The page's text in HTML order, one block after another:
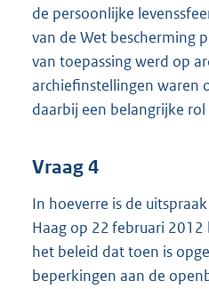
de persoonlijke
van de Wet bescherming
van toepassing werd op
archiefinstellingen waren
daarbij een belangrijke rol
Vraag 4
In hoeverre is de
Haag op 22 februari
het beleid dat toen is
beperkingen aan de